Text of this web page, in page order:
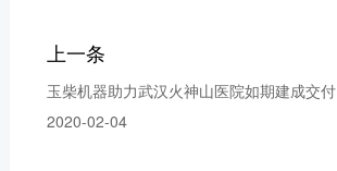
上一条
玉柴机器助力武汉火神山医院如期建成交付
2020-02-04